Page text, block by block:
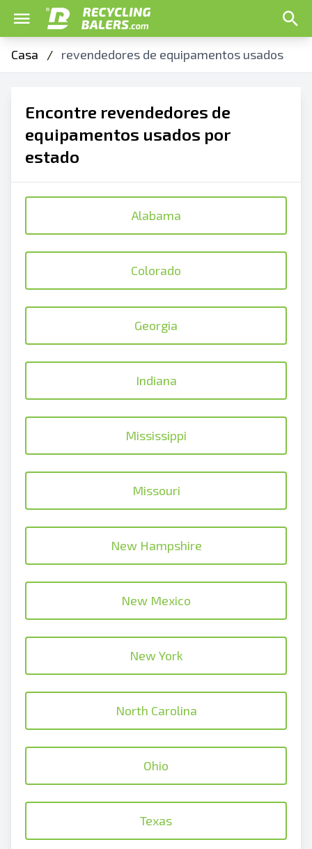
Casa / revendedores de equipamentos usados
Encontre revendedores de
equipamentos usados por
estado
Alabama
Colorado
Georgia
Indiana
Mississippi
Missouri
New Hampshire
New Mexico
New York
North Carolina
Ohio
Texas